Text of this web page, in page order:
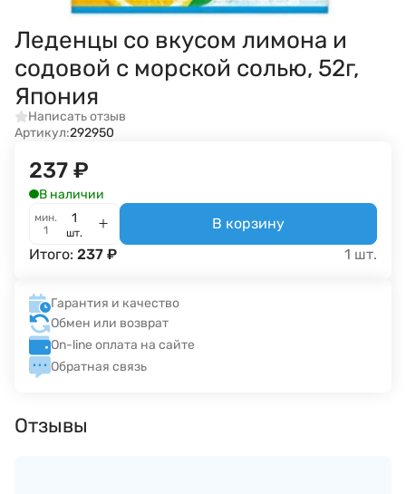
Леденцы со вкусом лимона и
содовой с морской солью, 52г,
Япония
Написать отзыв
Артикул:292950
237 ₽
В наличии
мин.
1
шт.
В корзину
Итого: 237 ₽ 1 шт.
Гарантия и качество
Обмен или возврат
On-line оплата на сайте
Обратная связь
Отзывы